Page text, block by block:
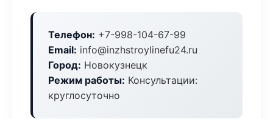
Телефон: +7-998-104-67-99
Email: info@inzhstroylinefu24.ru
Город: Новокузнецк
Режим работы: Консультации:
круглосуточно